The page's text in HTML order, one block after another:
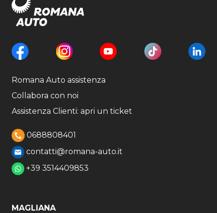
Romana Auto assistenza
Collabora con noi
Assistenza Clienti: apri un ticket
0688808401
contatti@romana-auto.it
+39 3514409853
MAGLIANA